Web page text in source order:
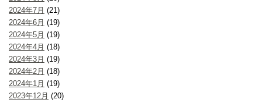
2024年7月 (21)
2024年6月 (19)
2024年5月 (19)
2024年4月 (18)
2024年3月 (19)
2024年2月 (18)
2024年1月 (19)
2023年12月 (20)